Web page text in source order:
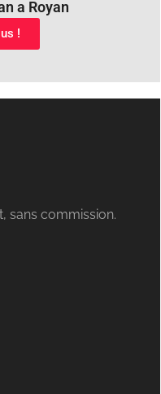
a Royan
!
sans commission.